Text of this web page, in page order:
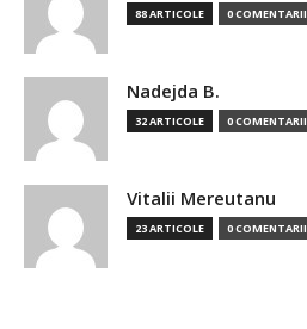
88 ARTICOLE 0 COMENTARII
Nadejda B.
32 ARTICOLE 0 COMENTARII
Vitalii Mereutanu
23 ARTICOLE 0 COMENTARII